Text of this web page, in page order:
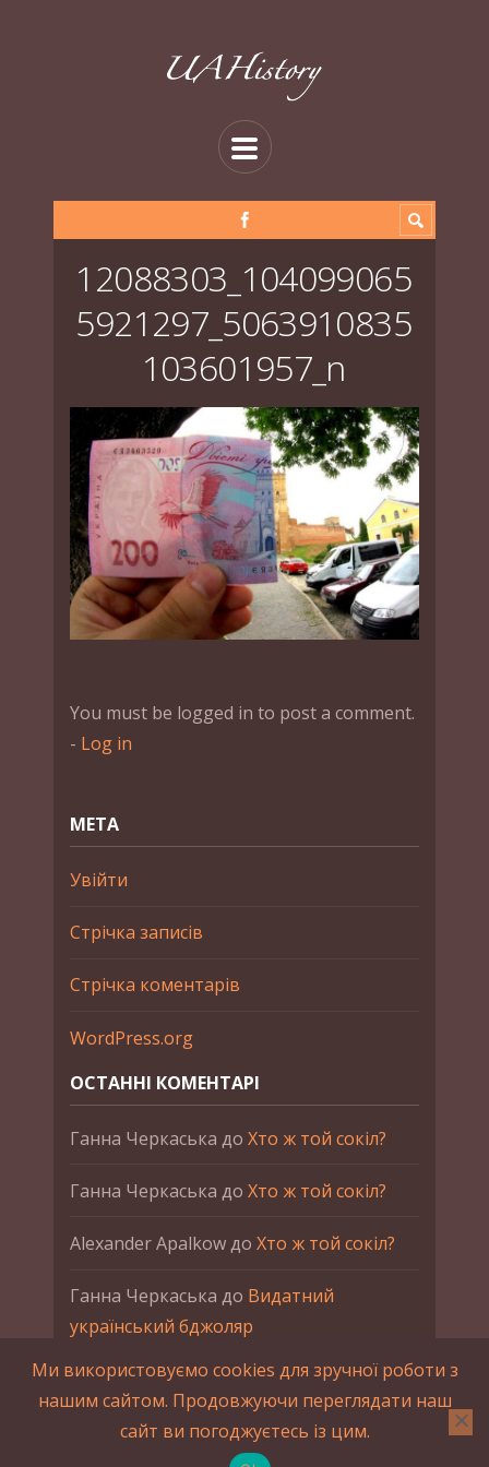
12088303_104099065
5921297_5063910835
103601957_n
You must be logged in to post a comment.
- Log in
МЕТА
Увійти
Стрічка записів
Стрічка коментарів
WordPress.org
ОСТАННІ КОМЕНТАРІ
Ганна Черкаська до Хто ж той сокіл?
Ганна Черкаська до Хто ж той сокіл?
Alexander Apalkowдо Хто ж той сокіл?
Ганна Черкаська до Видатний
український бджоляр
Ганна ЧеркаськадоПетро Франко
2015-2023 © UAHistory Всі права застережено.
При використанні матеріалів сайта обов'язкове
Ми використовуємо cookies для зручної роботи з
нашим сайтом. Продовжуючи переглядати наш
сайт ви погоджуєтесь із цим.